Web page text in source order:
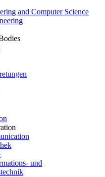
and Computer Science
und